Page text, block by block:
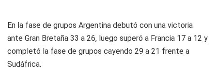
En la fase de grupos Argentina debutó con una victoria
ante Gran Bretaña 33 a 26, luego superó a Francia 17 a 12 y
completó la fase de grupos cayendo 29 a 21 frente a
Sudáfrica.